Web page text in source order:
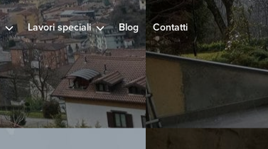
Lavori speciali Blog Contatti